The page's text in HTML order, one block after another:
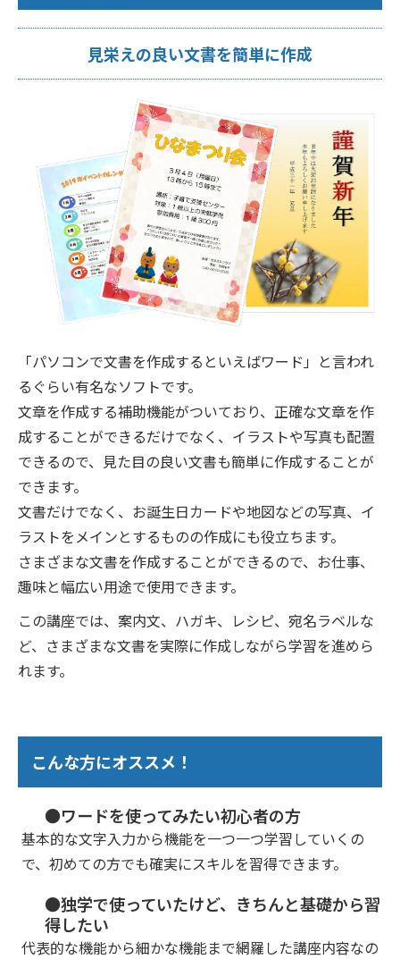
見栄えの良い文書を簡単に作成
「パソコンで文書を作成するといえばワード」と言われ
るぐらい有名なソフトです。
文章を作成する補助機能がついており、正確な文章を作
成することができるだけでなく、イラストや写真も配置
できるので、見た目の良い文書も簡単に作成することが
できます。
文書だけでなく、お誕生日カードや地図などの写真、イ
ラストをメインとするものの作成にも役立ちます。
さまざまな文書を作成することができるので、お仕事、
趣味と幅広い用途で使用できます。
この講座では、案内文、ハガキ、レシピ、宛名ラベルな
ど、さまざまな文書を実際に作成しながら学習を進めら
れます。
こんな方にオススメ！
●ワードを使ってみたい初心者の方
基本的な文字入力から機能を一つ一つ学習していくの
で、初めての方でも確実にスキルを習得できます。
●独学で使っていたけど、きちんと基礎から習
得したい
代表的な機能から細かな機能まで網羅した講座内容なの